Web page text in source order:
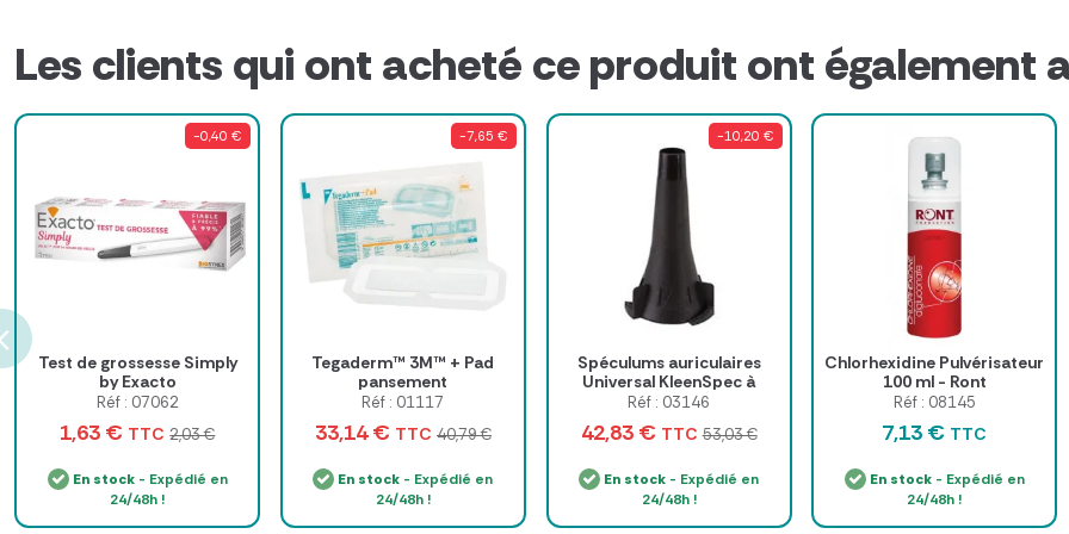
Les clients qui ont acheté ce produit ont également
-0,40 €
Test de grossesse Simply
by Exacto
Réf : 07062
1,63 € TTC 2,03 €
En stock- Expédié en
24/48h !
-7,65 €
Tegaderm™ 3M™ + Pad
pansement
Réf : 01117
33,14 € TTC 40,79 €
En stock - Expédié en
24/48h !
-10,20 €
Spéculums auriculaires
Universal KleenSpec à
usage unique
Réf : 03146
42,83 € TTC 53,03 €
En stock - Expédié en
24/48h !
Chlorhexidine Pulvérisateur
100 ml - Ront
Réf : 08145
7,13 € TTC
En stock- Expédié en
24/48h !